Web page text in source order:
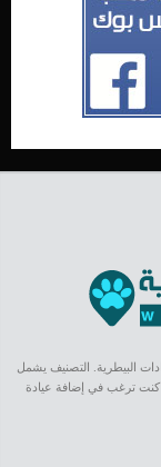
البيطرية. التصنيف يشمل
كنت ترغب في إضافة عيادة